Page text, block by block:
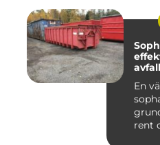
En
rent